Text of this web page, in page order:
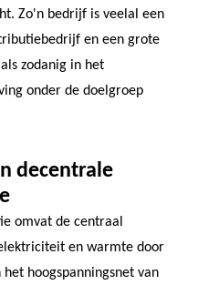
Zo'n bedrijf is veelal een
en een grote
zodanig in het
onder de doelgroep
decentrale
omvat de centraal
en warmte door
hoogspanningsnet van